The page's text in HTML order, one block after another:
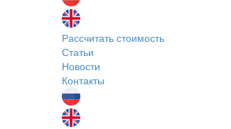
Рассчитать стоимость
Статьи
Новости
Контакты